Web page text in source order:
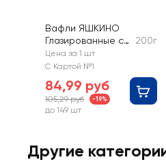
Вафли ЯШКИНО
Глазированные с
орешками
200г
Цена за 1 шт
С Картой №1
84,99 руб
105,29 руб -19%
до 149 шт
Другие